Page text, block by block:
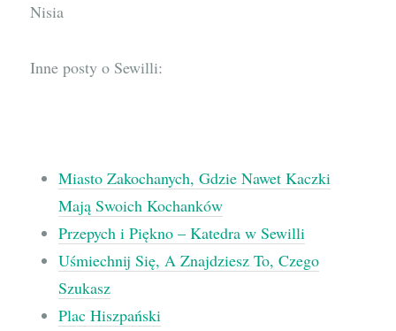
Nisia
Inne posty o Sewilli:
Miasto Zakochanych, Gdzie Nawet Kaczki
Mają Swoich Kochanków
Przepych i Piękno – Katedra w Sewilli
Uśmiechnij Się, A Znajdziesz To, Czego
Szukasz
Plac Hiszpański